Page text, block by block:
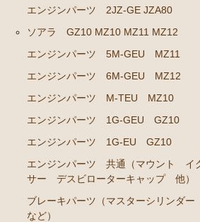
ラベル
エアコン ヒーター関係
エンジンパーツ 7M-GTEU
エンジンパーツ 1G-GTEU GZ20
エンジンパーツ 1G-GEU GZ20
エンジンパーツ 1G-EU GZ20
ブレーキパーツ（マスターシリ
エンジンパーツ 2JZ-GE JZA80
ソアラ GZ10 MZ10 MZ11 MZ12
エンジンパーツ 5M-GEU MZ11
エンジンパーツ 6M-GEU MZ12
エンジンパーツ M-TEU MZ10
エンジンパーツ 1G-GEU GZ10
エンジンパーツ 1G-EU GZ10
エンジンパーツ 共通（マウント イ
サー デスビローターキャップ 他）
ブレーキパーツ（マスターシリン
など）